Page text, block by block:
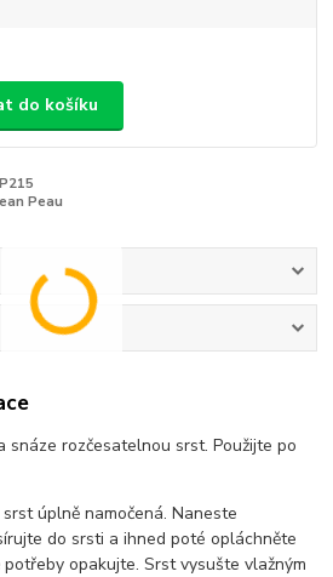
do košíku
Peau
snáze rozčesatelnou srst. Použijte po
úplně namočená. Naneste
do srsti a ihned poté opláchněte
opakujte. Srst vysušte vlažným